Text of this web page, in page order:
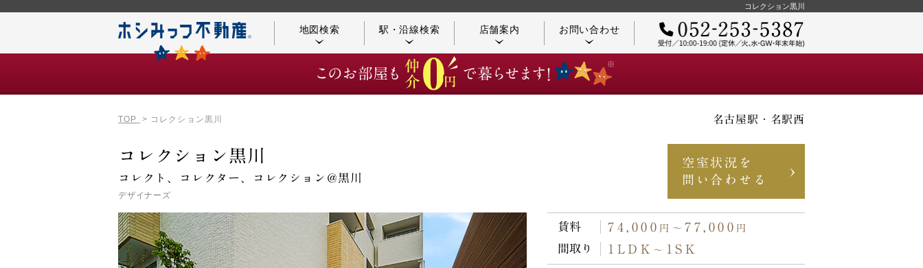
コレクション黒川
地図検索 駅・沿線検索 店舗案内
名古屋案内 お客様の声 コンシェルジュ紹介 物件オーナーさまへ
お問い合わせ
TOP コレクション黒川 名古屋駅・名駅西
コレクション黒川
コレクト、コレクター、コレクション＠黒川
デザイナーズ
空室状況を
問い合わせる
賃料 74,000 円〜 77,000 円
間取り 1LDK 〜 1SK
A2
タイプ
1LDK/36.22㎡
77,000円〜
A3
タイプ
1LDK/36.22㎡